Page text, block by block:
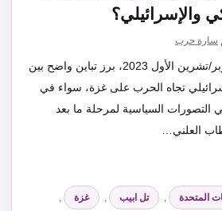
والإسرائيلي؟
سارة حرب
منذ اندلاع مواجهة 7 أكتوبر/تشرين الأول 2023، برز تباين واضح بين
تجاه الحرب على غزة، سواء في
التصورات السياسية لمرحلة ما بعد
العلني…
المتحدة تل ابيب غزة